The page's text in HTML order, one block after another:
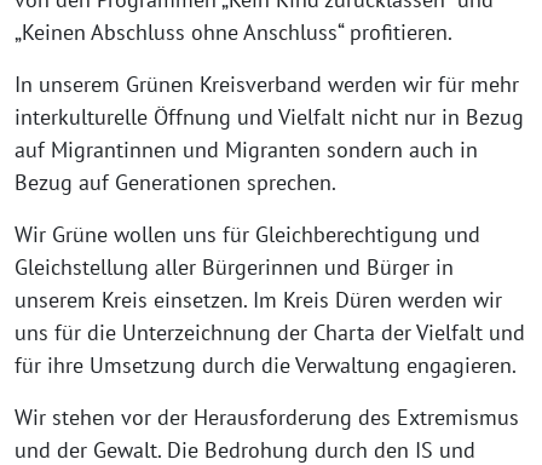
„Keinen Abschluss ohne Anschluss“ profitieren.
In unserem Grünen Kreisverband werden wir für mehr
interkulturelle Öffnung und Vielfalt nicht nur in Bezug
auf Migrantinnen und Migranten sondern auch in
Bezug auf Generationen sprechen.
Wir Grüne wollen uns für Gleichberechtigung und
Gleichstellung aller Bürgerinnen und Bürger in
unserem Kreis einsetzen. Im Kreis Düren werden wir
uns für die Unterzeichnung der Charta der Vielfalt und
für ihre Umsetzung durch die Verwaltung engagieren.
Wir stehen vor der Herausforderung des Extremismus
und der Gewalt. Die Bedrohung durch den IS und